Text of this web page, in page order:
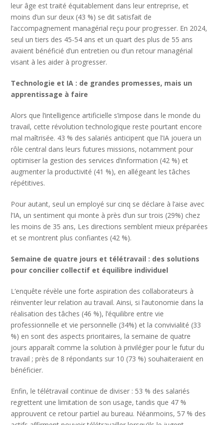
leur âge est traité équitablement dans leur entreprise, et
moins d’un sur deux (43 %) se dit satisfait de
l’accompagnement managérial reçu pour progresser. En 2024,
seul un tiers des 45-54 ans et un quart des plus de 55 ans
avaient bénéficié d’un entretien ou d’un retour managérial
visant à les aider à progresser.
Technologie et IA : de grandes promesses, mais un
apprentissage à faire
Alors que l’intelligence artificielle s’impose dans le monde du
travail, cette révolution technologique reste pourtant encore
mal maîtrisée. 43 % des salariés anticipent que l’IA jouera un
rôle central dans leurs futures missions, notamment pour
optimiser la gestion des services d’information (42 %) et
augmenter la productivité (41 %), en allégeant les tâches
répétitives.
Pour autant, seul un employé sur cinq se déclare à l’aise avec
l’IA, un sentiment qui monte à près d’un sur trois (29%) chez
les moins de 35 ans, Les directions semblent mieux préparées
et se montrent plus confiantes (42 %).
Semaine de quatre jours et télétravail : des solutions
pour concilier collectif et équilibre individuel
L’enquête révèle une forte aspiration des collaborateurs à
réinventer leur relation au travail. Ainsi, si l’autonomie dans la
réalisation des tâches (46 %), l’équilibre entre vie
professionnelle et vie personnelle (34%) et la convivialité (33
%) en sont des aspects prioritaires, la semaine de quatre
jours apparaît comme la solution à privilégier pour le futur du
travail ; près de 8 répondants sur 10 (73 %) souhaiteraient en
bénéficier.
Enfin, le télétravail continue de diviser : 53 % des salariés
regrettent une limitation de son usage, tandis que 47 %
approuvent ce retour partiel au bureau. Néanmoins, 57 % des